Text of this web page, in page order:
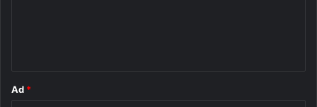
Ad *